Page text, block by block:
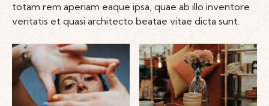
totam rem aperiam eaque ipsa, quae ab illo inventore
veritatis et quasi architecto beatae vitae dicta sunt.